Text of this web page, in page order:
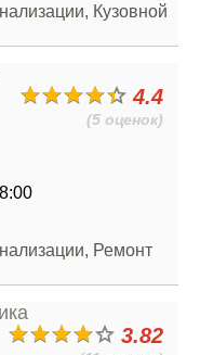
Кузовной
4.4
(5 оценок)
Ремонт
3.82